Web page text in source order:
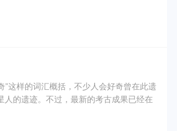
2号“祭祀坑”。2019年11月至2020年5
”这样的词汇概括，不少人会好奇曾在此遗
的遗迹。不过，最新的考古成果已经在
2号“祭祀坑”。2019年11月至2020年5